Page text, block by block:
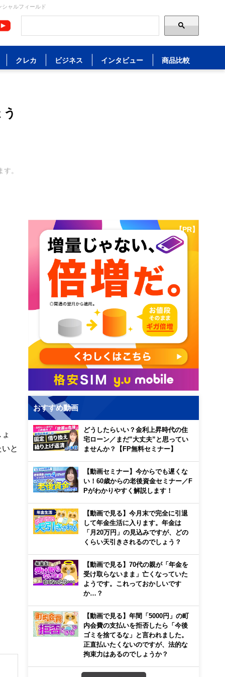
ャルフィールド
クレカ ビジネス インタビュー 商品比較
す。
と
【PR】
おすすめ動画
どうしたらいい？金利上昇時代の住
宅ローン／まだ”大丈夫”と思ってい
ませんか？【FP無料セミナー】
【動画セミナー】今からでも遅くな
い！60歳からの老後資金セミナー／F
Pがわかりやすく解説します！
【動画で見る】今月末で完全に引退
して年金生活に入ります。年金は
「月20万円」の見込みですが、どの
くらい天引きされるのでしょう？
【動画で見る】70代の親が「年金を
受け取らないまま」亡くなっていた
ようです。これっておかしいです
か…？
【動画で見る】年間「5000円」の町
内会費の支払いを拒否したら「今後
ゴミを捨てるな」と言われました。
正直払いたくないのですが、法的な
拘束力はあるのでしょうか？